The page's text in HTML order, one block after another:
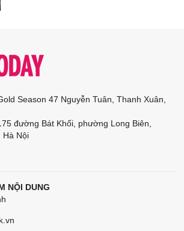
Season 47 Nguyễn Tuân, Thanh Xuân,
đường Bát Khối, phường Long Biên,
Hà Nội
NỘI DUNG